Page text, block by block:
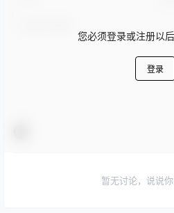
您必须登录或注册以
登录
暂无讨论，说说